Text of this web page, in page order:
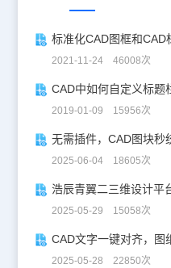
标准化CAD图框和CAD
2021-11-24 46008次
2019-01-09 15956次
2025-06-04 18605次
2025-05-29 15058次
CAD文字一键对齐，图
2025-05-28 22850次